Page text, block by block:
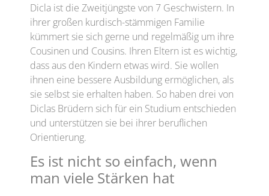
Dicla ist die Zweitjüngste von 7 Geschwistern. In
ihrer großen kurdisch-stämmigen Familie
kümmert sie sich gerne und regelmäßig um ihre
Cousinen und Cousins. Ihren Eltern ist es wichtig,
dass aus den Kindern etwas wird. Sie wollen
ihnen eine bessere Ausbildung ermöglichen, als
sie selbst sie erhalten haben. So haben drei von
Diclas Brüdern sich für ein Studium entschieden
und unterstützen sie bei ihrer beruflichen
Orientierung.
Es ist nicht so einfach, wenn
man viele Stärken hat